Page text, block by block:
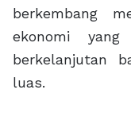
berkembang
ekonomi
berkelanjutan
luas.